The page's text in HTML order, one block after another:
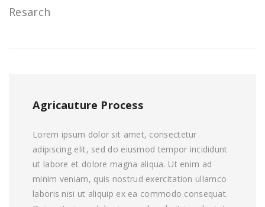
Resarch
Agricauture Process
Lorem ipsum dolor sit amet, consectetur
adipiscing elit, sed do eiusmod tempor incididunt
ut labore et dolore magna aliqua. Ut enim ad
minim veniam, quis nostrud exercitation ullamco
laboris nisi ut aliquip ex ea commodo consequat.